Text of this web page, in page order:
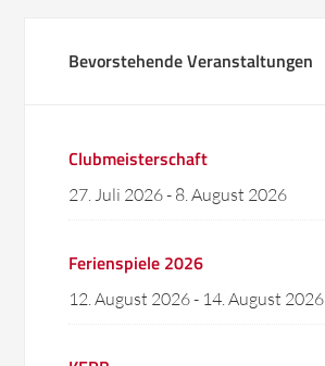
Bevorstehende Veranstaltungen
Clubmeisterschaft
27. Juli 2026- 8. August 2026
Ferienspiele 2026
12. August 2026- 14. August 2026